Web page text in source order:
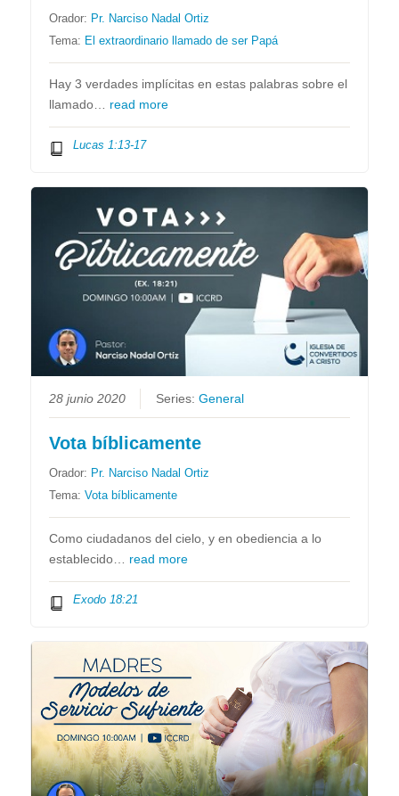
Orador: Pr. Narciso Nadal Ortiz
Tema: El extraordinario llamado de ser Papá
Hay 3 verdades implícitas en estas palabras sobre el
llamado… read more
Lucas 1:13-17
28 junio 2020 Series:General
Vota bíblicamente
Orador: Pr. Narciso Nadal Ortiz
Tema:Vota bíblicamente
Como ciudadanos del cielo, y en obediencia a lo
establecido… read more
Exodo 18:21